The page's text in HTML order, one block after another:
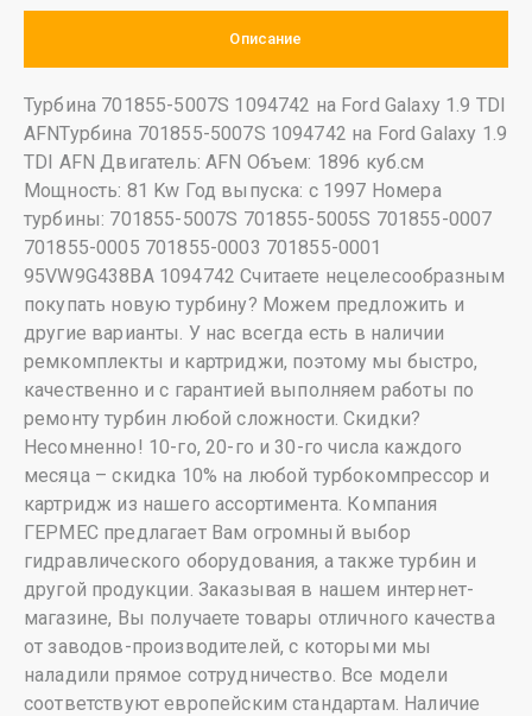
Описание
Турбина 701855-5007S 1094742 на Ford Galaxy 1.9 TDI
AFNТурбина 701855-5007S 1094742 на Ford Galaxy 1.9
TDI AFN Двигатель: AFN Объем: 1896 куб.см
Мощность: 81 Kw Год выпуска: с 1997 Номера
турбины: 701855-5007S 701855-5005S 701855-0007
701855-0005 701855-0003 701855-0001
95VW9G438BA 1094742 Считаете нецелесообразным
покупать новую турбину? Можем предложить и
другие варианты. У нас всегда есть в наличии
ремкомплекты и картриджи, поэтому мы быстро,
качественно и с гарантией выполняем работы по
ремонту турбин любой сложности. Скидки?
Несомненно! 10-го, 20-го и 30-го числа каждого
месяца – скидка 10% на любой турбокомпрессор и
картридж из нашего ассортимента. Компания
ГЕРМЕС предлагает Вам огромный выбор
гидравлического оборудования, а также турбин и
другой продукции. Заказывая в нашем интернет-
магазине, Вы получаете товары отличного качества
от заводов-производителей, с которыми мы
наладили прямое сотрудничество. Все модели
соответствуют европейским стандартам. Наличие